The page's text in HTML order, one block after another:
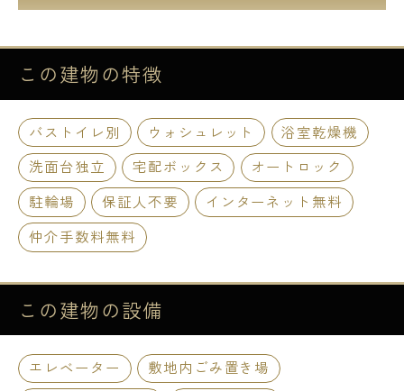
この建物の特徴
バストイレ別 ウォシュレット
浴室乾燥機
洗面台独立
宅配ボックス
オートロック
駐輪場
保証人不要
インターネット無料
仲介手数料無料
この建物の設備
エレベーター
敷地内ごみ置き場